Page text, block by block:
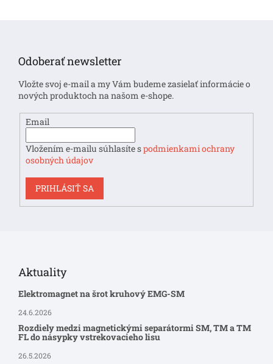
Odoberať newsletter
Vložte svoj e-mail a my Vám budeme zasielať informácie o
nových produktoch na našom e-shope.
Email
Vložením e-mailu súhlasíte spodmienkami ochrany
osobných údajov
PRIHLÁSIŤ SA
Aktuality
Elektromagnet na šrot kruhový EMG-SM
24.6.2026
Rozdiely medzi magnetickými separátormi SM, TM a TM
FL do násypky vstrekovacieho lisu
26.5.2026